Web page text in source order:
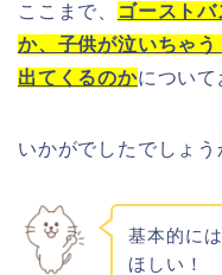
ここまで、
ゴースト
か、子供が泣いちゃ
出てくるのかについて
いかがでしたでしょう
基本的に
ほしい！